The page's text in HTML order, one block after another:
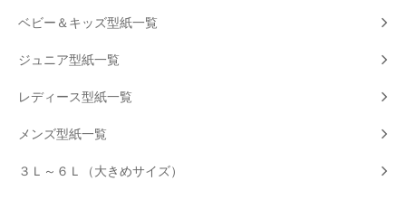
ベビー＆キッズ型紙一覧
ジュニア型紙一覧
レディース型紙一覧
メンズ型紙一覧
３Ｌ～６Ｌ（大きめサイズ）